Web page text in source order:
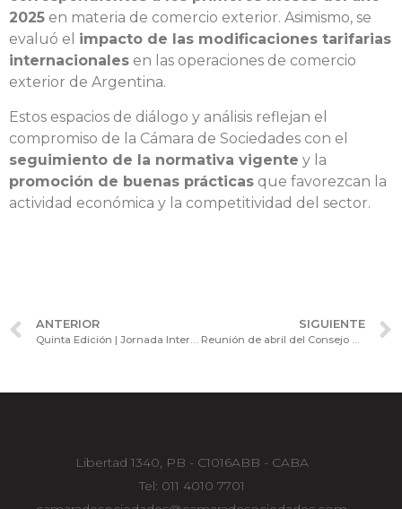
2025 en materia de comercio exterior. Asimismo, se
evaluó el impacto de las modificaciones tarifarias
internacionales en las operaciones de comercio
exterior de Argentina.
Estos espacios de diálogo y análisis reflejan el
compromiso de la Cámara de Sociedades con el
seguimiento de la normativa vigente y la
promoción de buenas prácticas que favorezcan la
actividad económica y la competitividad del sector.
ANTERIOR SIGUIENTE
Libertad 1340, PB - C1016ABB - CABA
Tel: 011 4010 7701